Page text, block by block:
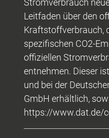
Stromverbrauch
Leitfaden über den
Kraftstoffverbrauch,
spezifischen CO2-
offiziellen
entnehmen. Dieser
und bei der
GmbH erhältlich,
https://www.dat.de/